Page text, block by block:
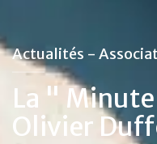
Actualités -
La "
Olivier